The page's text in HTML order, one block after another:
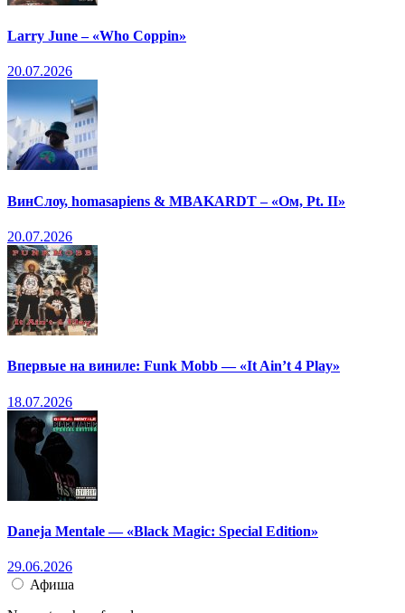
Larry June – «Who Coppin»
20.07.2026
ВинСлоу, homasapiens & MBAKARDT – «Ом, Pt. II»
20.07.2026
Впервые на виниле: Funk Mobb — «It Ain’t 4 Play»
18.07.2026
Daneja Mentale — «Black Magic: Special Edition»
29.06.2026
Афиша